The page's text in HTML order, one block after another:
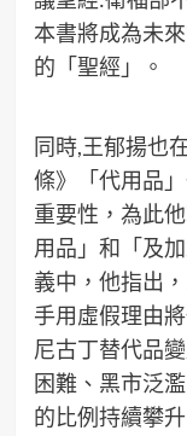
本書將成為未
的「聖經」。
同時,王郁揚也
條》「代用品
重要性，為此
用品」和「及
義中，他指出
手用虛假理由
尼古丁替代品
困難、黑市泛
的比例持續攀升